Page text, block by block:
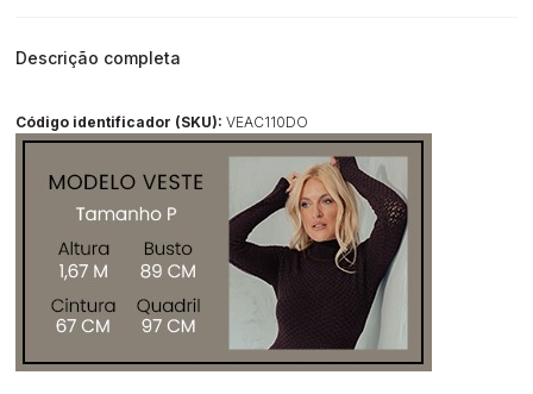
Descrição completa
Código identificador (SKU): VEAC110DO